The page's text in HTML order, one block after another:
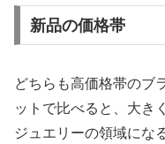
新品の価格帯
どちらも高価格帯のブ
ットで比べると、大き
ジュエリーの領域にな